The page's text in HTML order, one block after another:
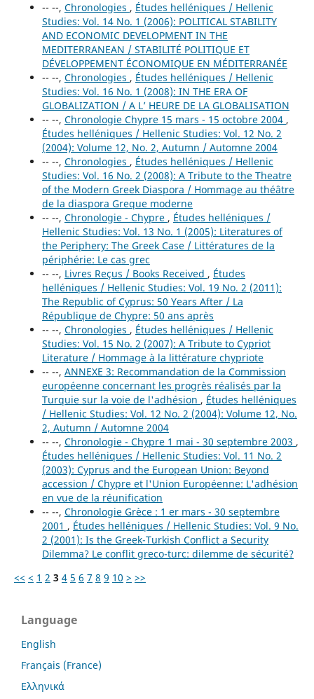
-- --, Chronologies , Études helléniques / Hellenic
Studies: Vol. 14 No. 1 (2006): POLITICAL STABILITY
AND ECONOMIC DEVELOPMENT IN THE
MEDITERRANEAN / STABILITÉ POLITIQUE ET
DÉVELOPPEMENT ÉCONOMIQUE EN MÉDITERRANÉE
-- --, Chronologies , Études helléniques / Hellenic
Studies: Vol. 16 No. 1 (2008): IN THE ERA OF
GLOBALIZATION / A L’ HEURE DE LA GLOBALISATION
-- --, Chronologie Chypre 15 mars - 15 octobre 2004 ,
Études helléniques / Hellenic Studies: Vol. 12 No. 2
(2004): Volume 12, No. 2, Autumn / Automne 2004
-- --, Chronologies , Études helléniques / Hellenic
Studies: Vol. 16 No. 2 (2008): A Tribute to the Theatre
of the Modern Greek Diaspora / Hommage au théâtre
de la diaspora Greque moderne
-- --, Chronologie - Chypre , Études helléniques /
Hellenic Studies: Vol. 13 No. 1 (2005): Literatures of
the Periphery: The Greek Case / Littératures de la
périphérie: Le cas grec
-- --, Livres Reçus / Books Received , Études
helléniques / Hellenic Studies: Vol. 19 No. 2 (2011):
The Republic of Cyprus: 50 Years After / La
République de Chypre: 50 ans après
-- --, Chronologies , Études helléniques / Hellenic
Studies: Vol. 15 No. 2 (2007): A Tribute to Cypriot
Literature / Hommage à la littérature chypriote
-- --, ANNEXE 3: Recommandation de la Commission
européenne concernant les progrès réalisés par la
Turquie sur la voie de l'adhésion , Études helléniques
/ Hellenic Studies: Vol. 12 No. 2 (2004): Volume 12, No.
2, Autumn / Automne 2004
-- --, Chronologie - Chypre 1 mai - 30 septembre 2003 ,
Études helléniques / Hellenic Studies: Vol. 11 No. 2
(2003): Cyprus and the European Union: Beyond
accession / Chypre et l'Union Européenne: L'adhésion
en vue de la réunification
-- --, Chronologie Grèce : 1 er mars - 30 septembre
2001 , Études helléniques / Hellenic Studies: Vol. 9 No.
2 (2001): Is the Greek-Turkish Conflict a Security
Dilemma? Le conflit greco-turc: dilemme de sécurité?
<< < 1 2 3 4 5 6 7 8 9 10 > >>
Language
English
Français (France)
Ελληνικά